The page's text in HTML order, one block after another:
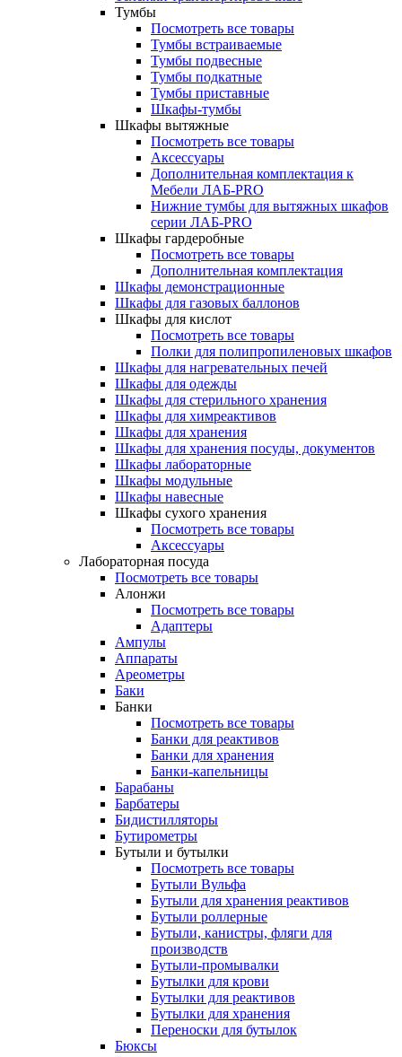
Тумбы
Посмотреть все товары
Тумбы встраиваемые
Тумбы подвесные
Тумбы подкатные
Тумбы приставные
Шкафы-тумбы
Шкафы вытяжные
Посмотреть все товары
Аксессуары
Дополнительная комплектация к
Мебели ЛАБ-PRO
Нижние тумбы для вытяжных шкафов
серии ЛАБ-PRO
Шкафы гардеробные
Посмотреть все товары
Дополнительная комплектация
Шкафы демонстрационные
Шкафы для газовых баллонов
Шкафы для кислот
Посмотреть все товары
Полки для полипропиленовых шкафов
Шкафы для нагревательных печей
Шкафы для одежды
Шкафы для стерильного хранения
Шкафы для химреактивов
Шкафы для хранения
Шкафы для хранения посуды, документов
Шкафы лабораторные
Шкафы модульные
Шкафы навесные
Шкафы сухого хранения
Посмотреть все товары
Аксессуары
Лабораторная посуда
Посмотреть все товары
Алонжи
Посмотреть все товары
Адаптеры
Ампулы
Аппараты
Ареометры
Баки
Банки
Посмотреть все товары
Банки для реактивов
Банки для хранения
Банки-капельницы
Барабаны
Барбатеры
Бидистилляторы
Бутирометры
Бутыли и бутылки
Посмотреть все товары
Бутыли Вульфа
Бутыли для хранения реактивов
Бутыли роллерные
Бутыли, канистры, фляги для
производств
Бутыли-промывалки
Бутылки для крови
Бутылки для реактивов
Бутылки для хранения
Переноски для бутылок
Бюксы